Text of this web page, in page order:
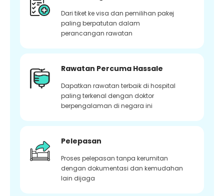
Dari tiket ke visa dan pemilihan pakej
paling berpatutan dalam
perancangan rawatan
Rawatan Percuma Hassale
Dapatkan rawatan terbaik di hospital
paling terkenal dengan doktor
berpengalaman di negara ini
Pelepasan
Proses pelepasan tanpa kerumitan
dengan dokumentasi dan kemudahan
lain dijaga